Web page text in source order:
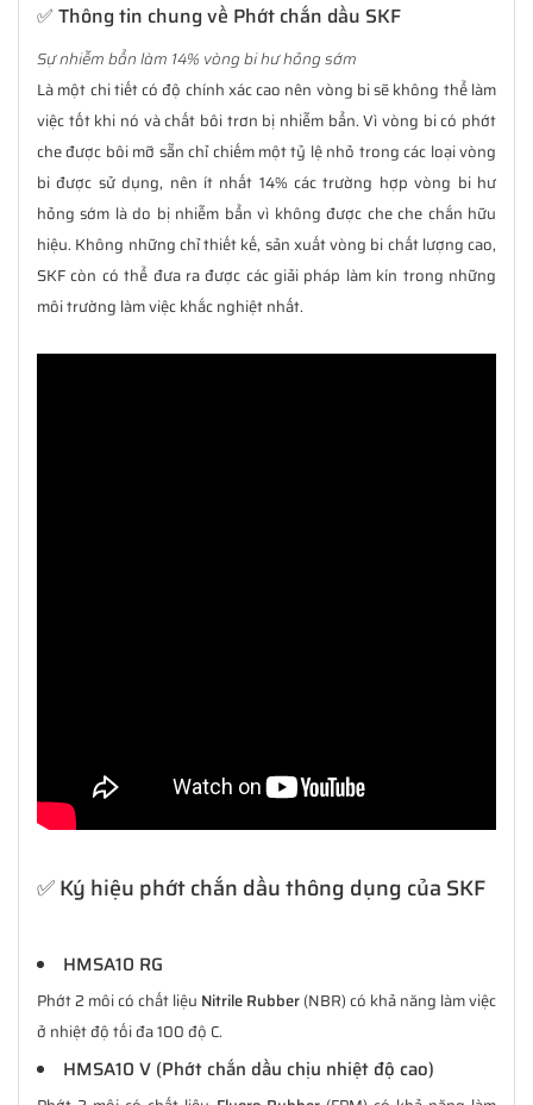
✅ Thông tin chung về Phớt chắn dầu SKF
Sự nhiễm bẩn làm 14% vòng bi hư hỏng sớm
Là một chi tiết có độ chính xác cao nên vòng bi sẽ không thể làm
việc tốt khi nó và chất bôi trơn bị nhiễm bẩn. Vì vòng bi có phớt
che được bôi mỡ sẵn chỉ chiếm một tỷ lệ nhỏ trong các loại vòng
bi được sử dụng, nên ít nhất 14% các trường hợp vòng bi hư
hỏng sớm là do bị nhiễm bẩn vì không được che che chắn hữu
hiệu. Không những chỉ thiết kế, sản xuất vòng bi chất lượng cao,
SKF còn có thể đưa ra được các giải pháp làm kín trong những
môi trường làm việc khắc nghiệt nhất.
✅ Ký hiệu phớt chắn dầu thông dụng của SKF
HMSA10 RG
Phớt 2 môi có chất liệu Nitrile Rubber(NBR) có khả năng làm việc
ở nhiệt độ tối đa 100 độ C.
HMSA10 V (Phớt chắn dầu chịu nhiệt độ cao)